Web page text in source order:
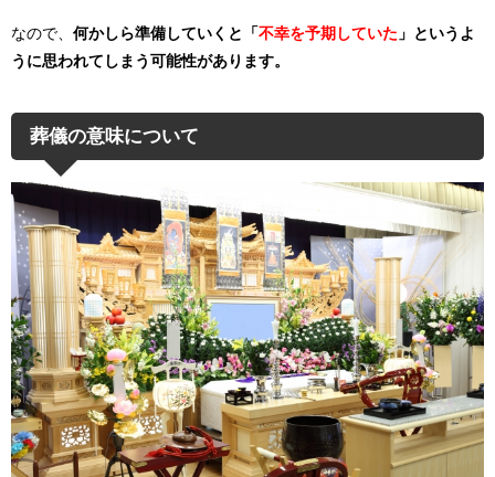
なので、 何かしら準備していくと「 不幸を予期していた 」というよ
うに思われてしまう可能性があります。
葬儀の意味について